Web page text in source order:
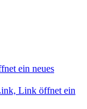
ein neues
Link öffnet ein